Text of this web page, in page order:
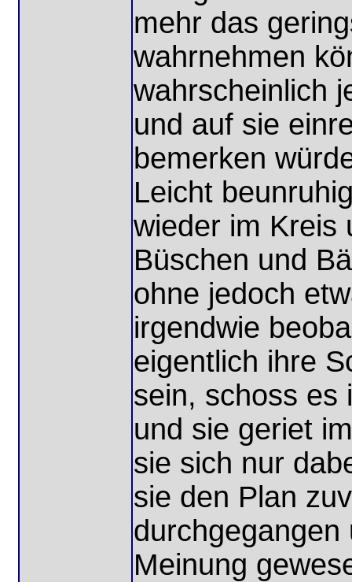
mehr das
wahrnehmen
wahrscheinlich
und auf sie
bemerken
Leicht
wieder im Kreis
Büschen und
ohne jedoch
irgendwie
eigentlich ihre
sein, schoss es
und sie geriet
sie sich nur
sie den Plan
Meinung